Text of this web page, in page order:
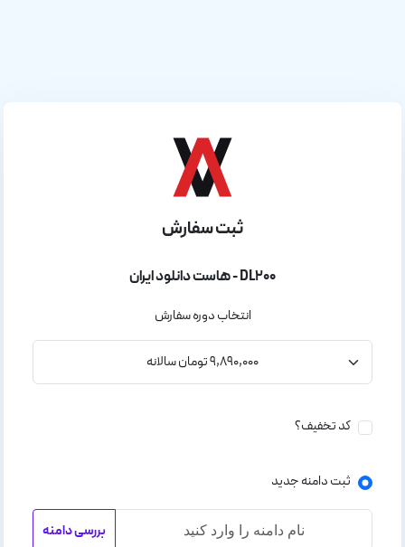
ثبت سفارش
هاست دانلود ایران - DL200
انتخاب دوره سفارش
کد تخفیف؟
ثبت دامنه جدید
بررسی دامنه